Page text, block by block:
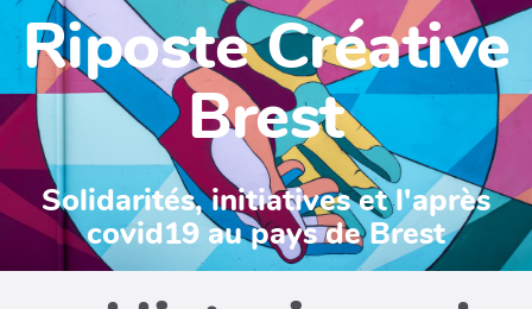
Riposte Créative
Brest
Solidarités, initiatives et l'après
covid19 au pays de Brest